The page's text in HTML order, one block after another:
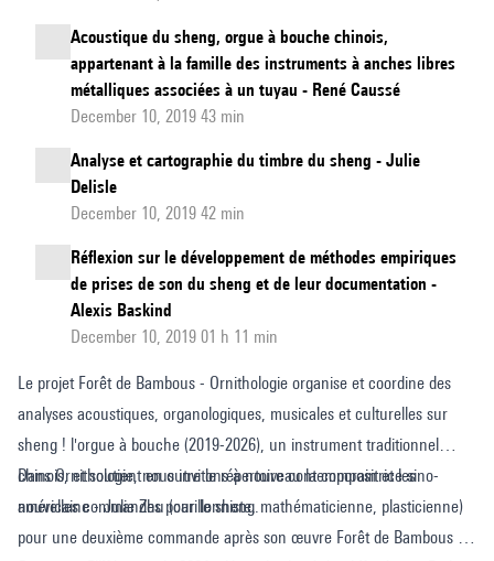
Acoustique du sheng, orgue à bouche chinois,
appartenant à la famille des instruments à anches libres
métalliques associées à un tuyau - René Caussé
December 10, 2019 43 min
Analyse et cartographie du timbre du sheng - Julie
Delisle
December 10, 2019 42 min
Réflexion sur le développement de méthodes empiriques
de prises de son du sheng et de leur documentation -
Alexis Baskind
December 10, 2019 01 h 11 min
Le projet Forêt de Bambous - Ornithologie organise et coordine des
analyses acoustiques, organologiques, musicales et culturelles sur
sheng ! l'orgue à bouche (2019-2026), un instrument traditionnel
chinois, et soutient en outre le répertoire contemporain et les
nouvelles commandes pour le sheng.
Dans Ornithologie, nous invitons à nouveau la compositrice sino-
américaine - Julie Zhu (carillonniste, mathématicienne, plasticienne)
pour une deuxième commande après son œuvre Forêt de Bambous -